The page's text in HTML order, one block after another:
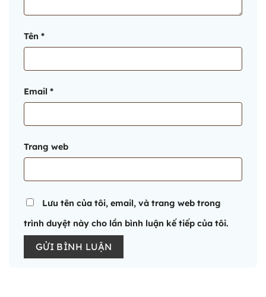
Tên *
Email *
Trang web
Lưu tên của tôi, email, và trang web trong
trình duyệt này cho lần bình luận kế tiếp của tôi.